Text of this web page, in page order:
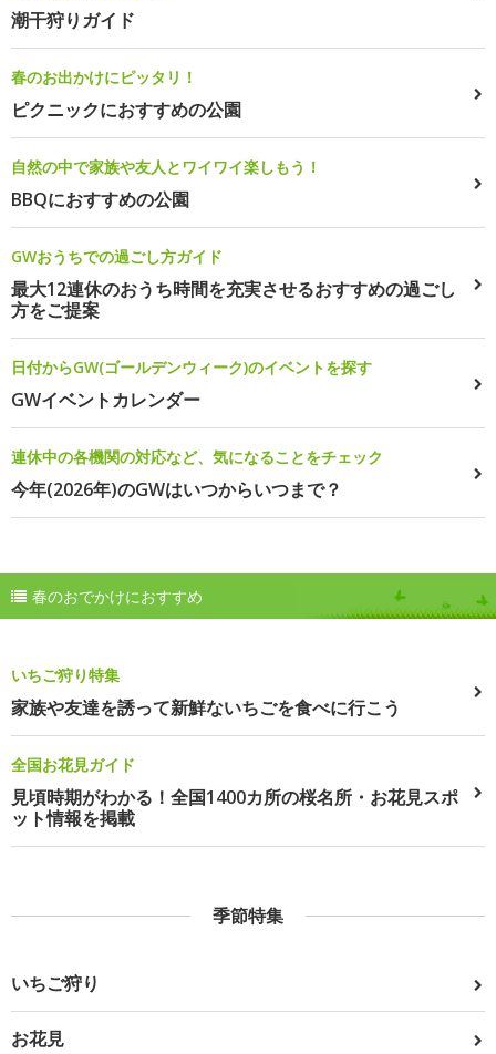
潮干狩りガイド
春のお出かけにピッタリ！
ピクニックにおすすめの公園
自然の中で家族や友人とワイワイ楽しもう！
BBQにおすすめの公園
GWおうちでの過ごし方ガイド
最大12連休のおうち時間を充実させるおすすめの過ごし
方をご提案
日付からGW(ゴールデンウィーク)のイベントを探す
GWイベントカレンダー
連休中の各機関の対応など、気になることをチェック
今年(2026年)のGWはいつからいつまで？
春のおでかけにおすすめ
いちご狩り特集
家族や友達を誘って新鮮ないちごを食べに行こう
全国お花見ガイド
見頃時期がわかる！全国1400カ所の桜名所・お花見スポ
ット情報を掲載
季節特集
いちご狩り
お花見